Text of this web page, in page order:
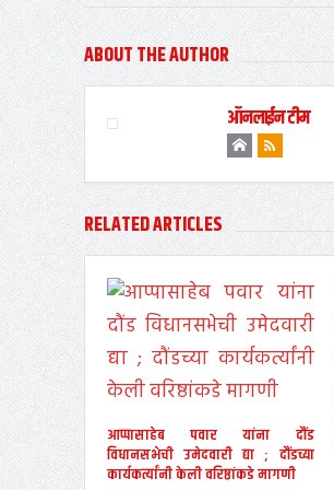
ABOUT THE AUTHOR
ऑनलाईन टीम
RELATED ARTICLES
आप्पासाहेब पवार यांना दौंड
विधानसभेची उमेदवारी द्या ; दौंडच्या
कार्यकर्त्यांनी केली वरिष्ठांकडे मागणी